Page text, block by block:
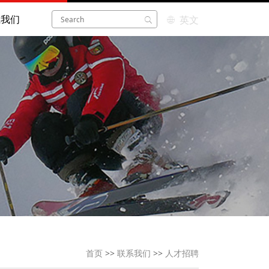
们 英文
首页 >> 联系我们 >> 人才招聘